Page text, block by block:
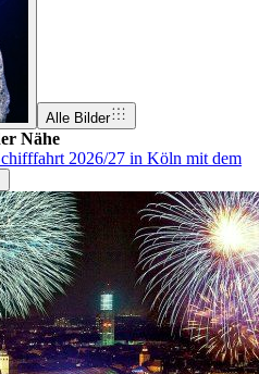
Alle Bilder
Nähe
2026/27 in Köln mit dem